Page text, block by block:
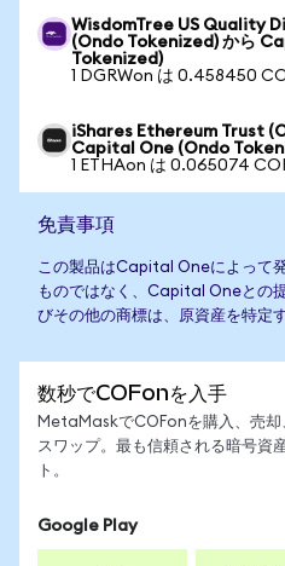
WisdomTree US Quality
(Ondo Tokenized) から
Tokenized)
1 DGRWon は 0.458450
iShares Ethereum Trust
Capital One (Ondo
1 ETHAon は 0.065074
免責事項
この製品はCapital Oneによって
ものではなく、Capital Oneとの
びその他の商標は、原資産を特定
数秒でCOFonを入手
MetaMaskでCOFonを購入、売却
スワップ。最も信頼される暗号資
ト。
Google Play